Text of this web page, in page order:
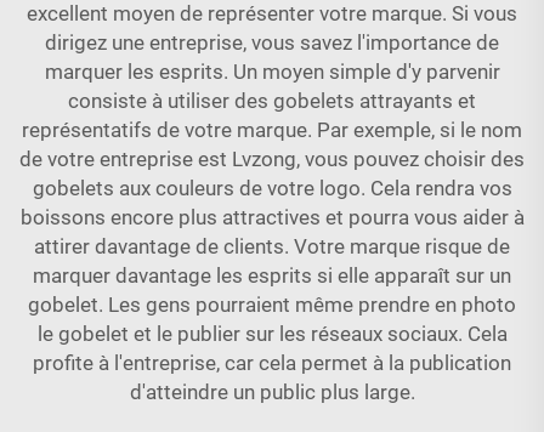
excellent moyen de représenter votre marque. Si vous
dirigez une entreprise, vous savez l'importance de
marquer les esprits. Un moyen simple d'y parvenir
consiste à utiliser des gobelets attrayants et
représentatifs de votre marque. Par exemple, si le nom
de votre entreprise est Lvzong, vous pouvez choisir des
gobelets aux couleurs de votre logo. Cela rendra vos
boissons encore plus attractives et pourra vous aider à
attirer davantage de clients. Votre marque risque de
marquer davantage les esprits si elle apparaît sur un
gobelet. Les gens pourraient même prendre en photo
le gobelet et le publier sur les réseaux sociaux. Cela
profite à l'entreprise, car cela permet à la publication
d'atteindre un public plus large.